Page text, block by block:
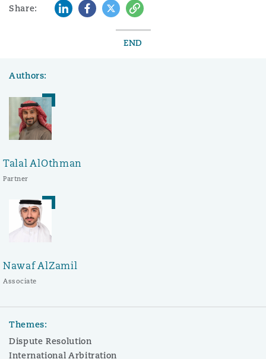
Share: LinkedInFacebook
TwitterCopy
END
Authors:
Talal AlOthman
Partner
Nawaf AlZamil
Associate
Themes:
Dispute Resolution
International Arbitration